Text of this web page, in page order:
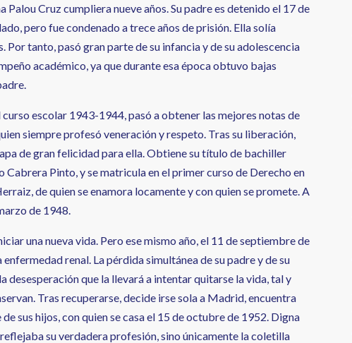
Cruz cumpliera nueve años. Su padre es detenido el 17 de
pero fue condenado a trece años de prisión. Ella solía
tanto, pasó gran parte de su infancia y de su adolescencia
académico, ya que durante esa época obtuvo bajas
escolar 1943-1944, pasó a obtener las mejores notas de
siempre profesó veneración y respeto. Tras su liberación,
de gran felicidad para ella. Obtiene su título de bachiller
Pinto, y se matricula en el primer curso de Derecho en
de quien se enamora locamente y con quien se promete. A
de 1948.
una nueva vida. Pero ese mismo año, el 11 de septiembre de
renal. La pérdida simultánea de su padre y de su
desesperación que la llevará a intentar quitarse la vida, tal y
Tras recuperarse, decide irse sola a Madrid, encuentra
sus hijos, con quien se casa el 15 de octubre de 1952. Digna
su verdadera profesión, sino únicamente la coletilla